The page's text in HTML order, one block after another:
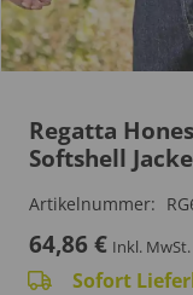
Regatta
Softshell
Artikelnummer:
64,86 € Inkl. MwSt.
Sofort